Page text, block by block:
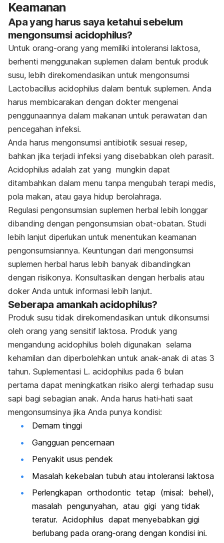
Keamanan
Apa yang harus saya ketahui sebelum
mengonsumsi acidophilus?
Untuk orang-orang yang memiliki intoleransi laktosa,
berhenti menggunakan suplemen dalam bentuk produk
susu, lebih direkomendasikan untuk mengonsumsi
Lactobacillus acidophilus dalam bentuk suplemen. Anda
harus membicarakan dengan dokter mengenai
penggunaannya dalam makanan untuk perawatan dan
pencegahan infeksi.
Anda harus mengonsumsi antibiotik sesuai resep,
bahkan jika terjadi infeksi yang disebabkan oleh parasit.
Acidophilus adalah zat yang mungkin dapat
ditambahkan dalam menu tanpa mengubah terapi medis,
pola makan, atau gaya hidup berolahraga.
Regulasi pengonsumsian suplemen herbal lebih longgar
dibanding dengan pengonsumsian obat-obatan. Studi
lebih lanjut diperlukan untuk menentukan keamanan
pengonsumsiannya. Keuntungan dari mengonsumsi
suplemen herbal harus lebih banyak dibandingkan
dengan risikonya. Konsultasikan dengan herbalis atau
doker Anda untuk informasi lebih lanjut.
Seberapa amankah acidophilus?
Produk susu tidak direkomendasikan untuk dikonsumsi
oleh orang yang sensitif laktosa. Produk yang
mengandung acidophilus boleh digunakan selama
kehamilan dan diperbolehkan untuk anak‐anak di atas 3
tahun. Suplementasi L. acidophilus pada 6 bulan
pertama dapat meningkatkan risiko alergi terhadap susu
sapi bagi sebagian anak. Anda harus hati‐hati saat
mengonsumsinya jika Anda punya kondisi:
Demam tinggi
Gangguan pencernaan
Penyakit usus pendek
Masalah kekebalan tubuh atau intoleransi laktosa
Perlengkapan orthodontic tetap (misal: behel),
masalah pengunyahan, atau gigi yang tidak
teratur. Acidophilus dapat menyebabkan gigi
berlubang pada orang‐orang dengan kondisi ini.